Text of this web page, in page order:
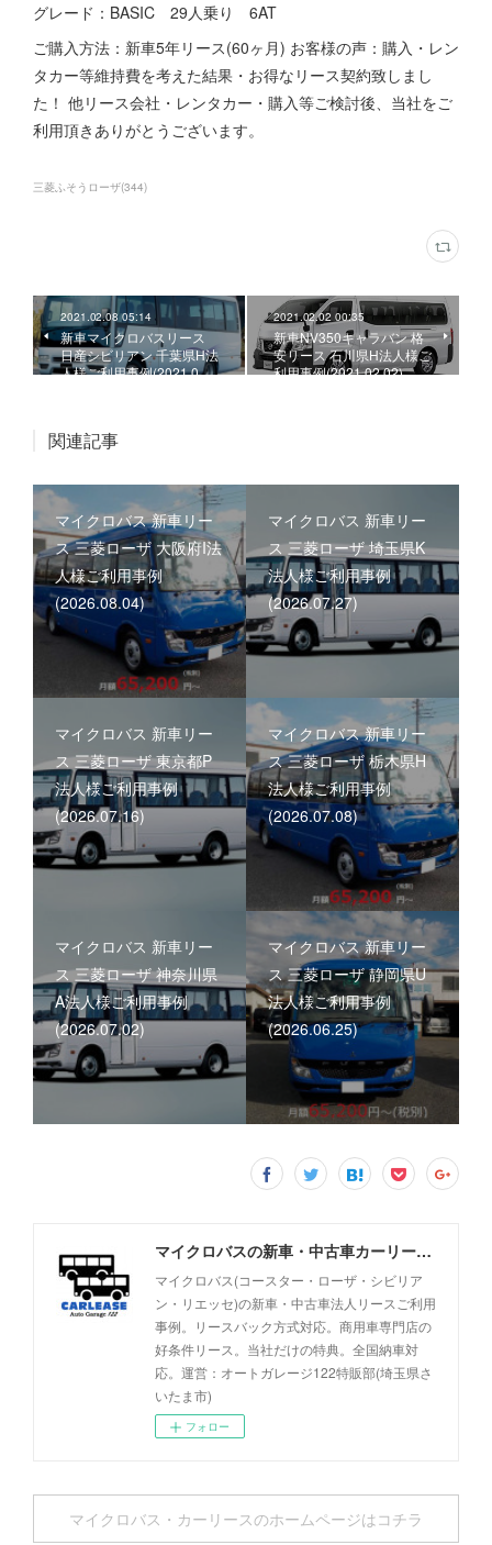
グレード：BASIC 29人乗り 6AT
ご購入方法：新車5年リース(60ヶ月) お客様の声：購入・レン
タカー等維持費を考えた結果・お得なリース契約致しまし
た！ 他リース会社・レンタカー・購入等ご検討後、当社をご
利用頂きありがとうございます。
三菱ふそうローザ(344)
2021.02.08 05:14
新車マイクロバスリース
日産シビリアン 千葉県H法
人様ご利用事例(2021.0…
2021.02.02 00:35
新車NV350キャラバン 格
安リース 石川県H法人様ご
利用事例(2021.02.02)
関連記事
マイクロバス 新車リー
ス 三菱ローザ 大阪府I法
人様ご利用事例
(2026.08.04)
マイクロバス 新車リー
ス 三菱ローザ 埼玉県K
法人様ご利用事例
(2026.07.27)
マイクロバス 新車リー
ス 三菱ローザ 東京都P
法人様ご利用事例
(2026.07.16)
マイクロバス 新車リー
ス 三菱ローザ 栃木県H
法人様ご利用事例
(2026.07.08)
マイクロバス 新車リー
ス 三菱ローザ 神奈川県
A法人様ご利用事例
(2026.07.02)
マイクロバス 新車リー
ス 三菱ローザ 静岡県U
法人様ご利用事例
(2026.06.25)
マイクロバスの新車・中古車カーリース事例 - オートガレージ122
マイクロバス(コースター・ローザ・シビリア
ン・リエッセ)の新車・中古車法人リースご利用
事例。リースバック方式対応。商用車専門店の
好条件リース。当社だけの特典。全国納車対
応。運営：オートガレージ122特販部(埼玉県さ
いたま市)
フォロー
マイクロバス・カーリースのホームページはコチラ